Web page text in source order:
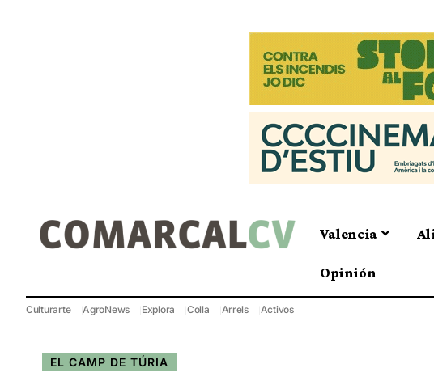
Valencia
Opinión
Culturarte AgroNews Explora Colla Arrels Activos
EL CAMP DE TÚRIA